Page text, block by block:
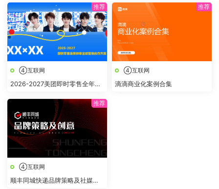
④互联网
2026-2027美团即时零售全年节
④互联网
滴滴商业化案例合集
④互联网
顺丰同城快递品牌策略及社媒创